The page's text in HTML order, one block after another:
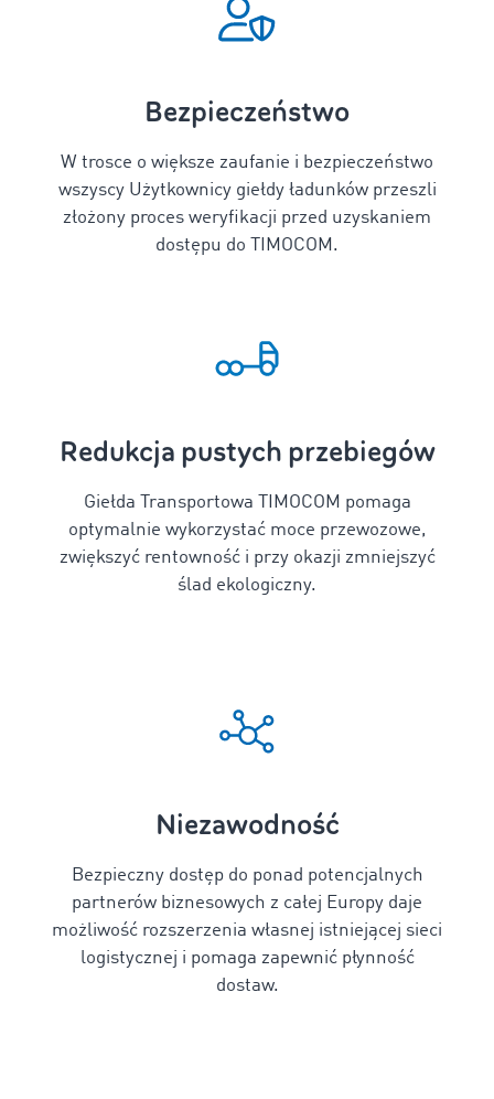
Bezpieczeństwo
W trosce o większe zaufanie i bezpieczeństwo
wszyscy Użytkownicy giełdy ładunków przeszli
złożony proces weryfikacji przed uzyskaniem
dostępu do TIMOCOM.
Redukcja pustych przebiegów
Giełda Transportowa TIMOCOM pomaga
optymalnie wykorzystać moce przewozowe,
zwiększyć rentowność i przy okazji zmniejszyć
ślad ekologiczny.
Niezawodność
Bezpieczny dostęp do ponad potencjalnych
partnerów biznesowych z całej Europy daje
możliwość rozszerzenia własnej istniejącej sieci
logistycznej i pomaga zapewnić płynność
dostaw.